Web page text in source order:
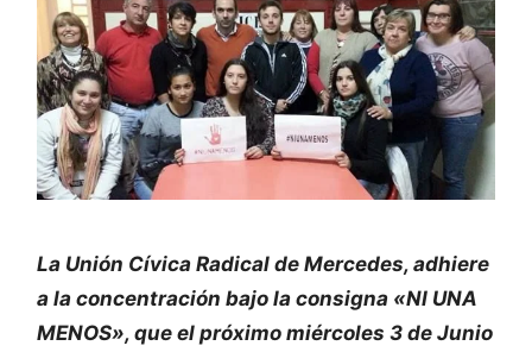
La Unión Cívica Radical de Mercedes, adhiere
a la concentración bajo la consigna «NI UNA
MENOS», que el próximo miércoles 3 de Junio